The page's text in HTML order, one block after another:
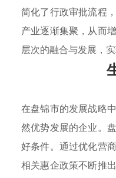
简化了行政审批流程
产业逐渐集聚，从而
层次的融合与发展，
在盘锦市的发展战略
然优势发展的企业。
好条件。通过优化营
相关惠企政策不断推